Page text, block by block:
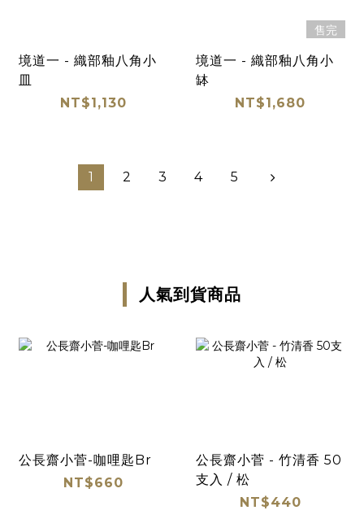
境道一 - 織部釉八角小
皿
NT$1,130
售完
境道一 - 織部釉八角小
缽
NT$1,680
1 2 3 4 5
人氣到貨商品
公長齋小菅-咖哩匙Br
NT$660
公長齋小菅 - 竹清香 50
支入 / 松
NT$440